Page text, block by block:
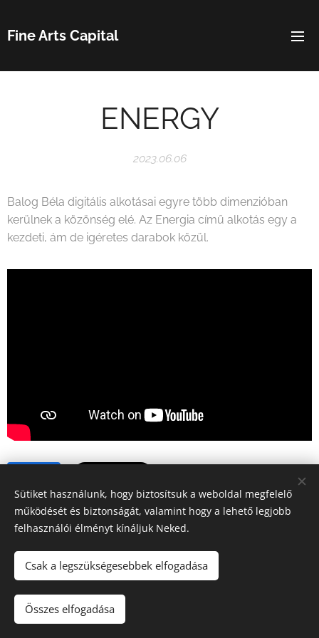
Fine Arts Capital
ENERGY
2023.06.06
Balog Béla digitális alkotásai egyre több dimenzióban
kerülnek a közönség elé. Az Energia című alkotás egy a
kezdeti, ám de igéretes darabok közül.
2026 Fine Arts Capital művészeti egyesület | Minden jog
Az oldalt a
Sütiket használunk, hogy biztosítsuk a weboldal megfelelő
működését és biztonságát, valamint hogy a lehető legjobb
felhasználói élményt kínáljuk Neked.
Csak a legszükségesebbek elfogadása
Összes elfogadása